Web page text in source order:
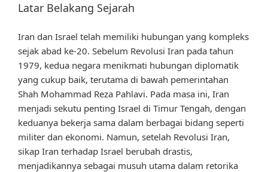
Latar Belakang Sejarah
Iran dan Israel telah memiliki hubungan yang kompleks
sejak abad ke-20. Sebelum Revolusi Iran pada tahun
1979, kedua negara menikmati hubungan diplomatik
yang cukup baik, terutama di bawah pemerintahan
Shah Mohammad Reza Pahlavi. Pada masa ini, Iran
menjadi sekutu penting Israel di Timur Tengah, dengan
keduanya bekerja sama dalam berbagai bidang seperti
militer dan ekonomi. Namun, setelah Revolusi Iran,
sikap Iran terhadap Israel berubah drastis,
menjadikannya sebagai musuh utama dalam retorika